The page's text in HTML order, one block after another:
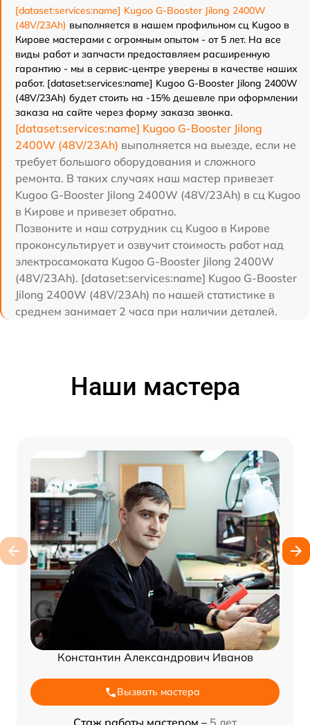
[dataset:services:name] Kugoo G-Booster Jilong 2400W
(48V/23Ah) выполняется в нашем профильном сц Kugoo в
Кирове мастерами с огромным опытом - от 5 лет. На все
виды работ и запчасти предоставляем расширенную
гарантию - мы в сервис-центре уверены в качестве наших
работ. [dataset:services:name] Kugoo G-Booster Jilong 2400W
(48V/23Ah) будет стоить на -15% дешевле при оформлении
заказа на сайте через форму заказа звонка.
[dataset:services:name] Kugoo G-Booster Jilong
2400W (48V/23Ah) выполняется на выезде, если не
требует большого оборудования и сложного
ремонта. В таких случаях наш мастер привезет
Kugoo G-Booster Jilong 2400W (48V/23Ah) в сц Kugoo
в Кирове и привезет обратно.
Позвоните и наш сотрудник сц Kugoo в Кирове
проконсультирует и озвучит стоимость работ над
электросамоката Kugoo G-Booster Jilong 2400W
(48V/23Ah). [dataset:services:name] Kugoo G-Booster
Jilong 2400W (48V/23Ah) по нашей статистике в
среднем занимает 2 часа при наличии деталей.
Наши мастера
Константин Александрович Иванов
Вызвать мастера